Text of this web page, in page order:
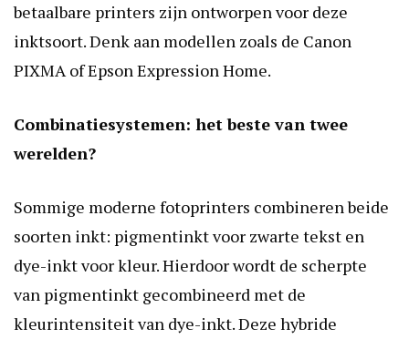
betaalbare printers zijn ontworpen voor deze
inktsoort. Denk aan modellen zoals de Canon
PIXMA of Epson Expression Home.
Combinatiesystemen: het beste van twee
werelden?
Sommige moderne fotoprinters combineren beide
soorten inkt: pigmentinkt voor zwarte tekst en
dye-inkt voor kleur. Hierdoor wordt de scherpte
van pigmentinkt gecombineerd met de
kleurintensiteit van dye-inkt. Deze hybride